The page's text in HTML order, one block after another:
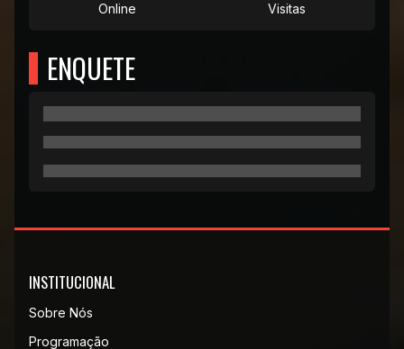
Online Visitas
ENQUETE
INSTITUCIONAL
Sobre Nós
Programação